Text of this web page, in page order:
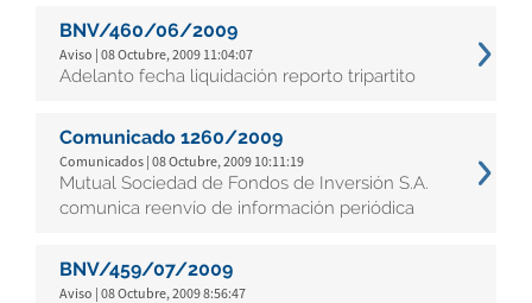
BNV/460/06/2009
Aviso | 08 Octubre, 2009 11:04:07
Adelanto fecha liquidación reporto tripartito
Comunicado 1260/2009
Comunicados | 08 Octubre, 2009 10:11:19
Mutual Sociedad de Fondos de Inversión S.A.
comunica reenvío de información periódica
BNV/459/07/2009
Aviso | 08 Octubre, 2009 8:56:47